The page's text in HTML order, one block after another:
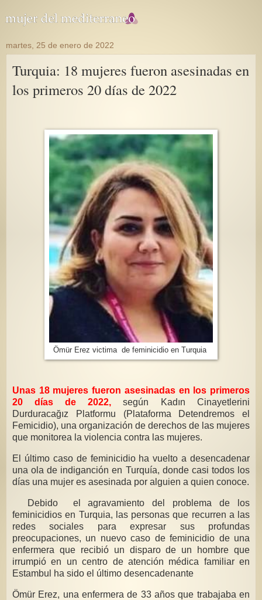
martes, 25 de enero de 2022
Turquia: 18 mujeres fueron asesinadas en
los primeros 20 días de 2022
Ömür Erez victima de feminicidio en Turquia
Unas 18 mujeres fueron asesinadas en los primeros
20 días de 2022, según Kadın Cinayetlerini
Durduracağız Platformu (Plataforma Detendremos el
Femicidio), una organización de derechos de las mujeres
que monitorea la violencia contra las mujeres.
El último caso de feminicidio ha vuelto a desencadenar
una ola de indiganción en Turquía, donde casi todos los
días una mujer es asesinada por alguien a quien conoce.
Debido el agravamiento del problema de los
feminicidios en Turquia, las personas que recurren a las
redes sociales para expresar sus profundas
preocupaciones, un nuevo caso de feminicidio de una
enfermera que recibió un disparo de un hombre que
irrumpió en un centro de atención médica familiar en
Estambul ha sido el último desencadenante
Ömür Erez, una enfermera de 33 años que trabajaba en